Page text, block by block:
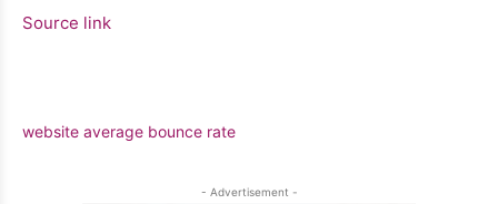
Source link
website average bounce rate
- Advertisement -